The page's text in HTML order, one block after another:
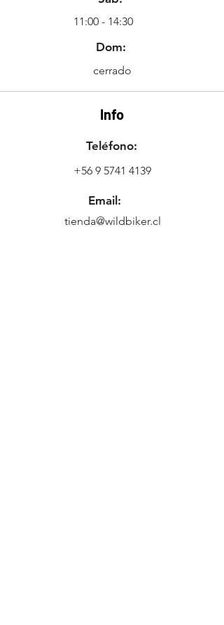
11:00 - 14:30
Dom:
cerrado
Info
Teléfono:
+56 9 5741 4139
Email:
tienda@wildbiker.cl